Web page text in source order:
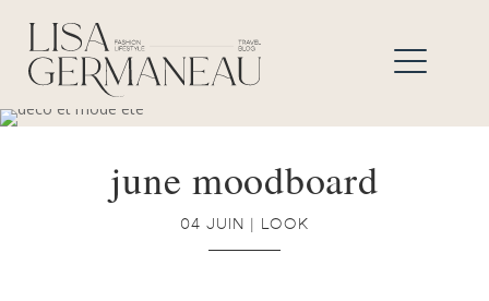
june moodboard
04 JUIN | LOOK